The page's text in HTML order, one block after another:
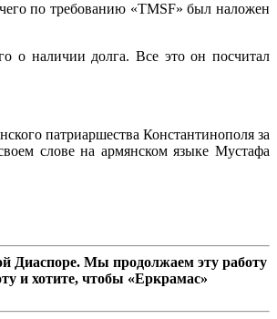
по требованию «TMSF» был наложен
о наличии долга. Все это он посчитал
патриаршества Константинополя за
слове на армянском языке Мустафа
Диаспоре. Мы продолжаем эту работу
и хотите, чтобы «Еркрамас»